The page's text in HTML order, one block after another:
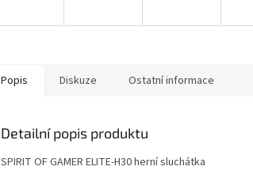
Popis Diskuze Ostatní informace
Detailní popis produktu
SPIRIT OF GAMER ELITE-H30 herní sluchátka